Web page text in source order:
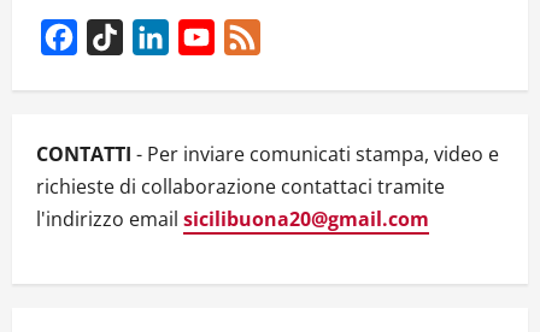
LIBRO
“UNA
E
LETTURA
COSTITUZIONE
ITALIANA”
VIDEO
Facebook
TikTok LinkedInYouTube
CONTATTI - Per inviare comunicati stampa, video e
richieste di collaborazione contattaci tramite
l'indirizzo email sicilibuona20@gmail.com